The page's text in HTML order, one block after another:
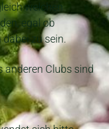
welchen
egal ob
zu sein.
anderen Clubs sind